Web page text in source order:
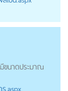
ขนาดประมาณ